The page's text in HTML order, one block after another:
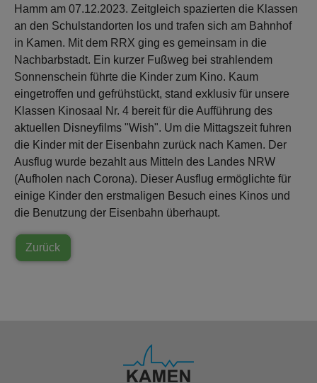
Hamm am 07.12.2023. Zeitgleich spazierten die Klassen
an den Schulstandorten los und trafen sich am Bahnhof
in Kamen. Mit dem RRX ging es gemeinsam in die
Nachbarbstadt. Ein kurzer Fußweg bei strahlendem
Sonnenschein führte die Kinder zum Kino. Kaum
eingetroffen und gefrühstückt, stand exklusiv für unsere
Klassen Kinosaal Nr. 4 bereit für die Aufführung des
aktuellen Disneyfilms "Wish". Um die Mittagszeit fuhren
die Kinder mit der Eisenbahn zurück nach Kamen. Der
Ausflug wurde bezahlt aus Mitteln des Landes NRW
(Aufholen nach Corona). Dieser Ausflug ermöglichte für
einige Kinder den erstmaligen Besuch eines Kinos und
die Benutzung der Eisenbahn überhaupt.
Zurück